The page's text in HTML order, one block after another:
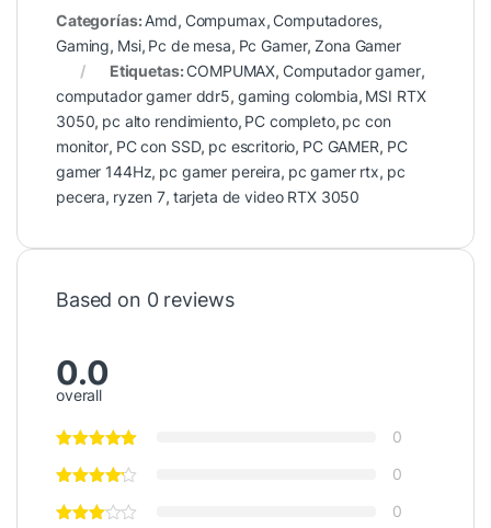
Categorías: Amd, Compumax,Computadores,
Gaming, Msi, Pc de mesa, Pc Gamer,Zona Gamer
Etiquetas:COMPUMAX, Computador gamer,
computador gamer ddr5, gaming colombia, MSI RTX
3050, pc alto rendimiento, PC completo, pc con
monitor, PC con SSD, pc escritorio, PC GAMER, PC
gamer 144Hz, pc gamer pereira, pc gamer rtx, pc
pecera, ryzen 7, tarjeta de video RTX 3050
Based on 0 reviews
0.0
overall
0
0
0